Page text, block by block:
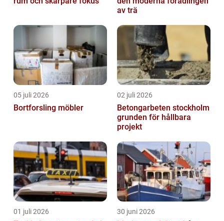
av trä
05 juli 2026
Bortforsling möbler
02 juli 2026
Betongarbeten stockholm
grunden för hållbara
projekt
01 juli 2026 30 juni 2026